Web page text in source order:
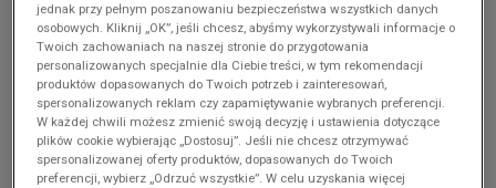
jednak przy pełnym poszanowaniu bezpieczeństwa wszystkich danych
osobowych. Kliknij „OK”, jeśli chcesz, abyśmy wykorzystywali informacje o
Twoich zachowaniach na naszej stronie do przygotowania
personalizowanych specjalnie dla Ciebie treści, w tym rekomendacji
produktów dopasowanych do Twoich potrzeb i zainteresowań,
spersonalizowanych reklam czy zapamiętywanie wybranych preferencji.
W każdej chwili możesz zmienić swoją decyzję i ustawienia dotyczące
plików cookie wybierając „Dostosuj”. Jeśli nie chcesz otrzymywać
spersonalizowanej oferty produktów, dopasowanych do Twoich
preferencji, wybierz „Odrzuć wszystkie”. W celu uzyskania więcej